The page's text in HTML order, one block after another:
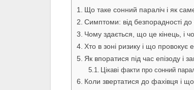
Що таке сонний параліч і як
Симптоми: від безпорадності
Чому здається, що це кінець, і
Хто в зоні ризику і що провокує
Як впоратися під час епізоду і
Цікаві факти про сонний
Коли звертатися до фахівця і що